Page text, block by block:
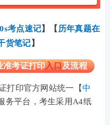
考点速记】【 历年真题在
货笔记 】
准考证打印入口及流程
打印官方网站统一【 中
务平台，考生采用A4纸